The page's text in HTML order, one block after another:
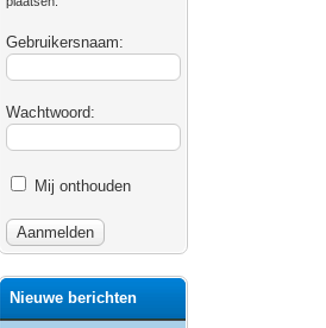
Gebruikersnaam:
Wachtwoord:
Mij onthouden
Nieuwe berichten